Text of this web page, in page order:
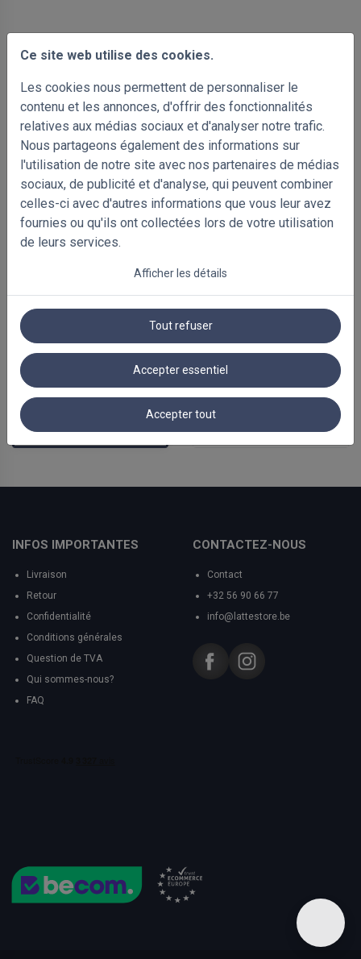
Ce site web utilise des cookies.
Les cookies nous permettent de personnaliser le
contenu et les annonces, d'offrir des fonctionnalités
relatives aux médias sociaux et d'analyser notre trafic.
Nous partageons également des informations sur
l'utilisation de notre site avec nos partenaires de médias
sociaux, de publicité et d'analyse, qui peuvent combiner
celles-ci avec d'autres informations que vous leur avez
fournies ou qu'ils ont collectées lors de votre utilisation
de leurs services.
Afficher les détails
Tout refuser
Accepter essentiel
Accepter tout
PRODUITS ASSOCIÉS
-40% Bestseller
Stores vénitiens en bois
65mm
€ 97.82
Prix Avec TVA
Stores vénitiens bois
25mm
€ 90.80
Prix Avec TVA
INFOS IMPORTANTES
Livraison
Retour
Confidentialité
Conditions générales
Question de TVA
Qui sommes-nous?
FAQ
CONTACTEZ-NOUS
Contact
+32 56 90 66 77
info@lattestore.be